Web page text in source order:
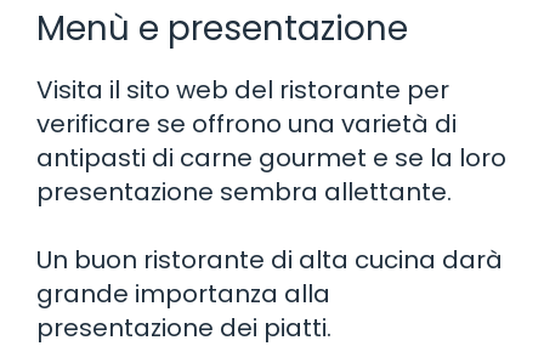
Menù e presentazione
Visita il sito web del ristorante per
verificare se offrono una varietà di
antipasti di carne gourmet e se la loro
presentazione sembra allettante.
Un buon ristorante di alta cucina darà
grande importanza alla
presentazione dei piatti.